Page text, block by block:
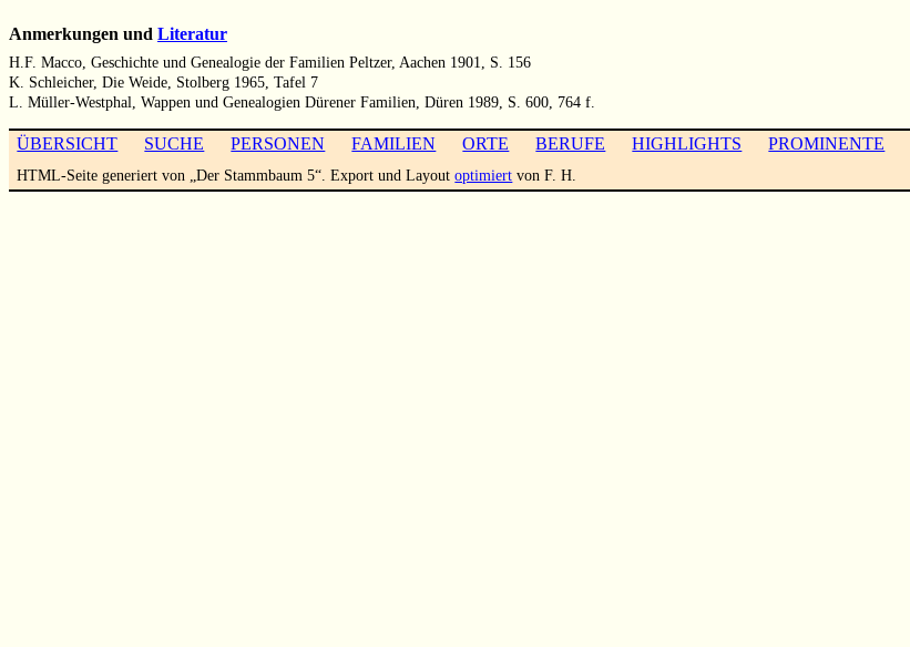
Anmerkungen und Literatur
H.F. Macco, Geschichte und Genealogie der Familien Peltzer, Aachen 1901, S. 156
K. Schleicher, Die Weide, Stolberg 1965, Tafel 7
L. Müller-Westphal, Wappen und Genealogien Dürener Familien, Düren 1989, S. 600, 764 f.
ÜBERSICHT SUCHE PERSONEN FAMILIEN ORTE BERUFE HIGHLIGHTS PROMINENTE
HTML-Seite generiert von „Der Stammbaum 5“. Export und Layoutoptimiert von F. H.